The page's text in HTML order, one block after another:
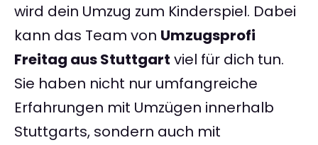
wird dein Umzug zum Kinderspiel. Dabei
kann das Team von Umzugsprofi
Freitag aus Stuttgart viel für dich tun.
Sie haben nicht nur umfangreiche
Erfahrungen mit Umzügen innerhalb
Stuttgarts, sondern auch mit